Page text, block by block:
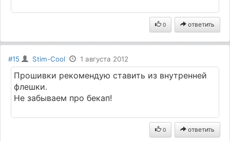
0 ответить
#15 Stim-Cool 1 августа 2012
Прошивки рекомендую ставить из внутренней
флешки.
Не забываем про бекап!
0 ответить